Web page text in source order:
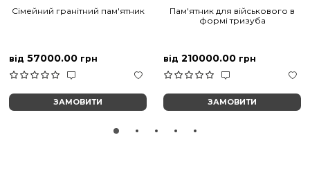
Сімейний гранітний пам'ятник
від 57000.00 грн
ЗАМОВИТИ
Пам'ятник для військового в
формі тризуба
від 210000.00 грн
ЗАМОВИТИ